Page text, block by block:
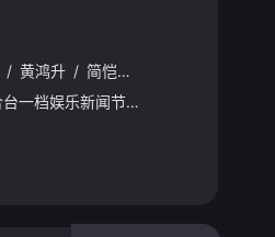
/ 黄鸿升 / 简恺乐
《娱乐百分百》是八大综合台一档娱乐新闻节目，每天报道最新的娱乐新闻，节目还会请嘉宾现场访谈！节目贴近年轻族群，介绍时下流行的装扮、以及艺人的流行教室，有固定的特别企划，邀请艺人完成从未尝试过的事情。